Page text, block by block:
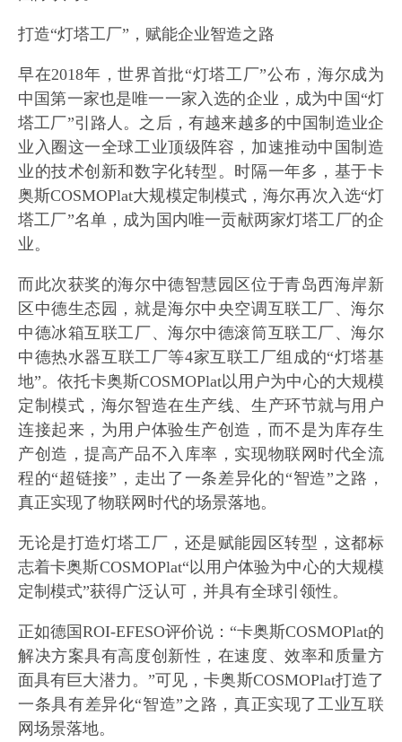
打造“灯塔工厂”，赋能企业智造之路
早在2018年，世界首批“灯塔工厂”公布，海尔成为
中国第一家也是唯一一家入选的企业，成为中国“灯
塔工厂”引路人。之后，有越来越多的中国制造业企
业入圈这一全球工业顶级阵容，加速推动中国制造
业的技术创新和数字化转型。时隔一年多，基于卡
奥斯COSMOPlat大规模定制模式，海尔再次入选“灯
塔工厂”名单，成为国内唯一贡献两家灯塔工厂的企
业。
而此次获奖的海尔中德智慧园区位于青岛西海岸新
区中德生态园，就是海尔中央空调互联工厂、海尔
中德冰箱互联工厂、海尔中德滚筒互联工厂、海尔
中德热水器互联工厂等4家互联工厂组成的“灯塔基
地”。依托卡奥斯COSMOPlat以用户为中心的大规模
定制模式，海尔智造在生产线、生产环节就与用户
连接起来，为用户体验生产创造，而不是为库存生
产创造，提高产品不入库率，实现物联网时代全流
程的“超链接”，走出了一条差异化的“智造”之路，
真正实现了物联网时代的场景落地。
无论是打造灯塔工厂，还是赋能园区转型，这都标
志着卡奥斯COSMOPlat“以用户体验为中心的大规模
定制模式”获得广泛认可，并具有全球引领性。
正如德国ROI-EFESO评价说：“卡奥斯COSMOPlat的
解决方案具有高度创新性，在速度、效率和质量方
面具有巨大潜力。”可见，卡奥斯COSMOPlat打造了
一条具有差异化“智造”之路，真正实现了工业互联
网场景落地。